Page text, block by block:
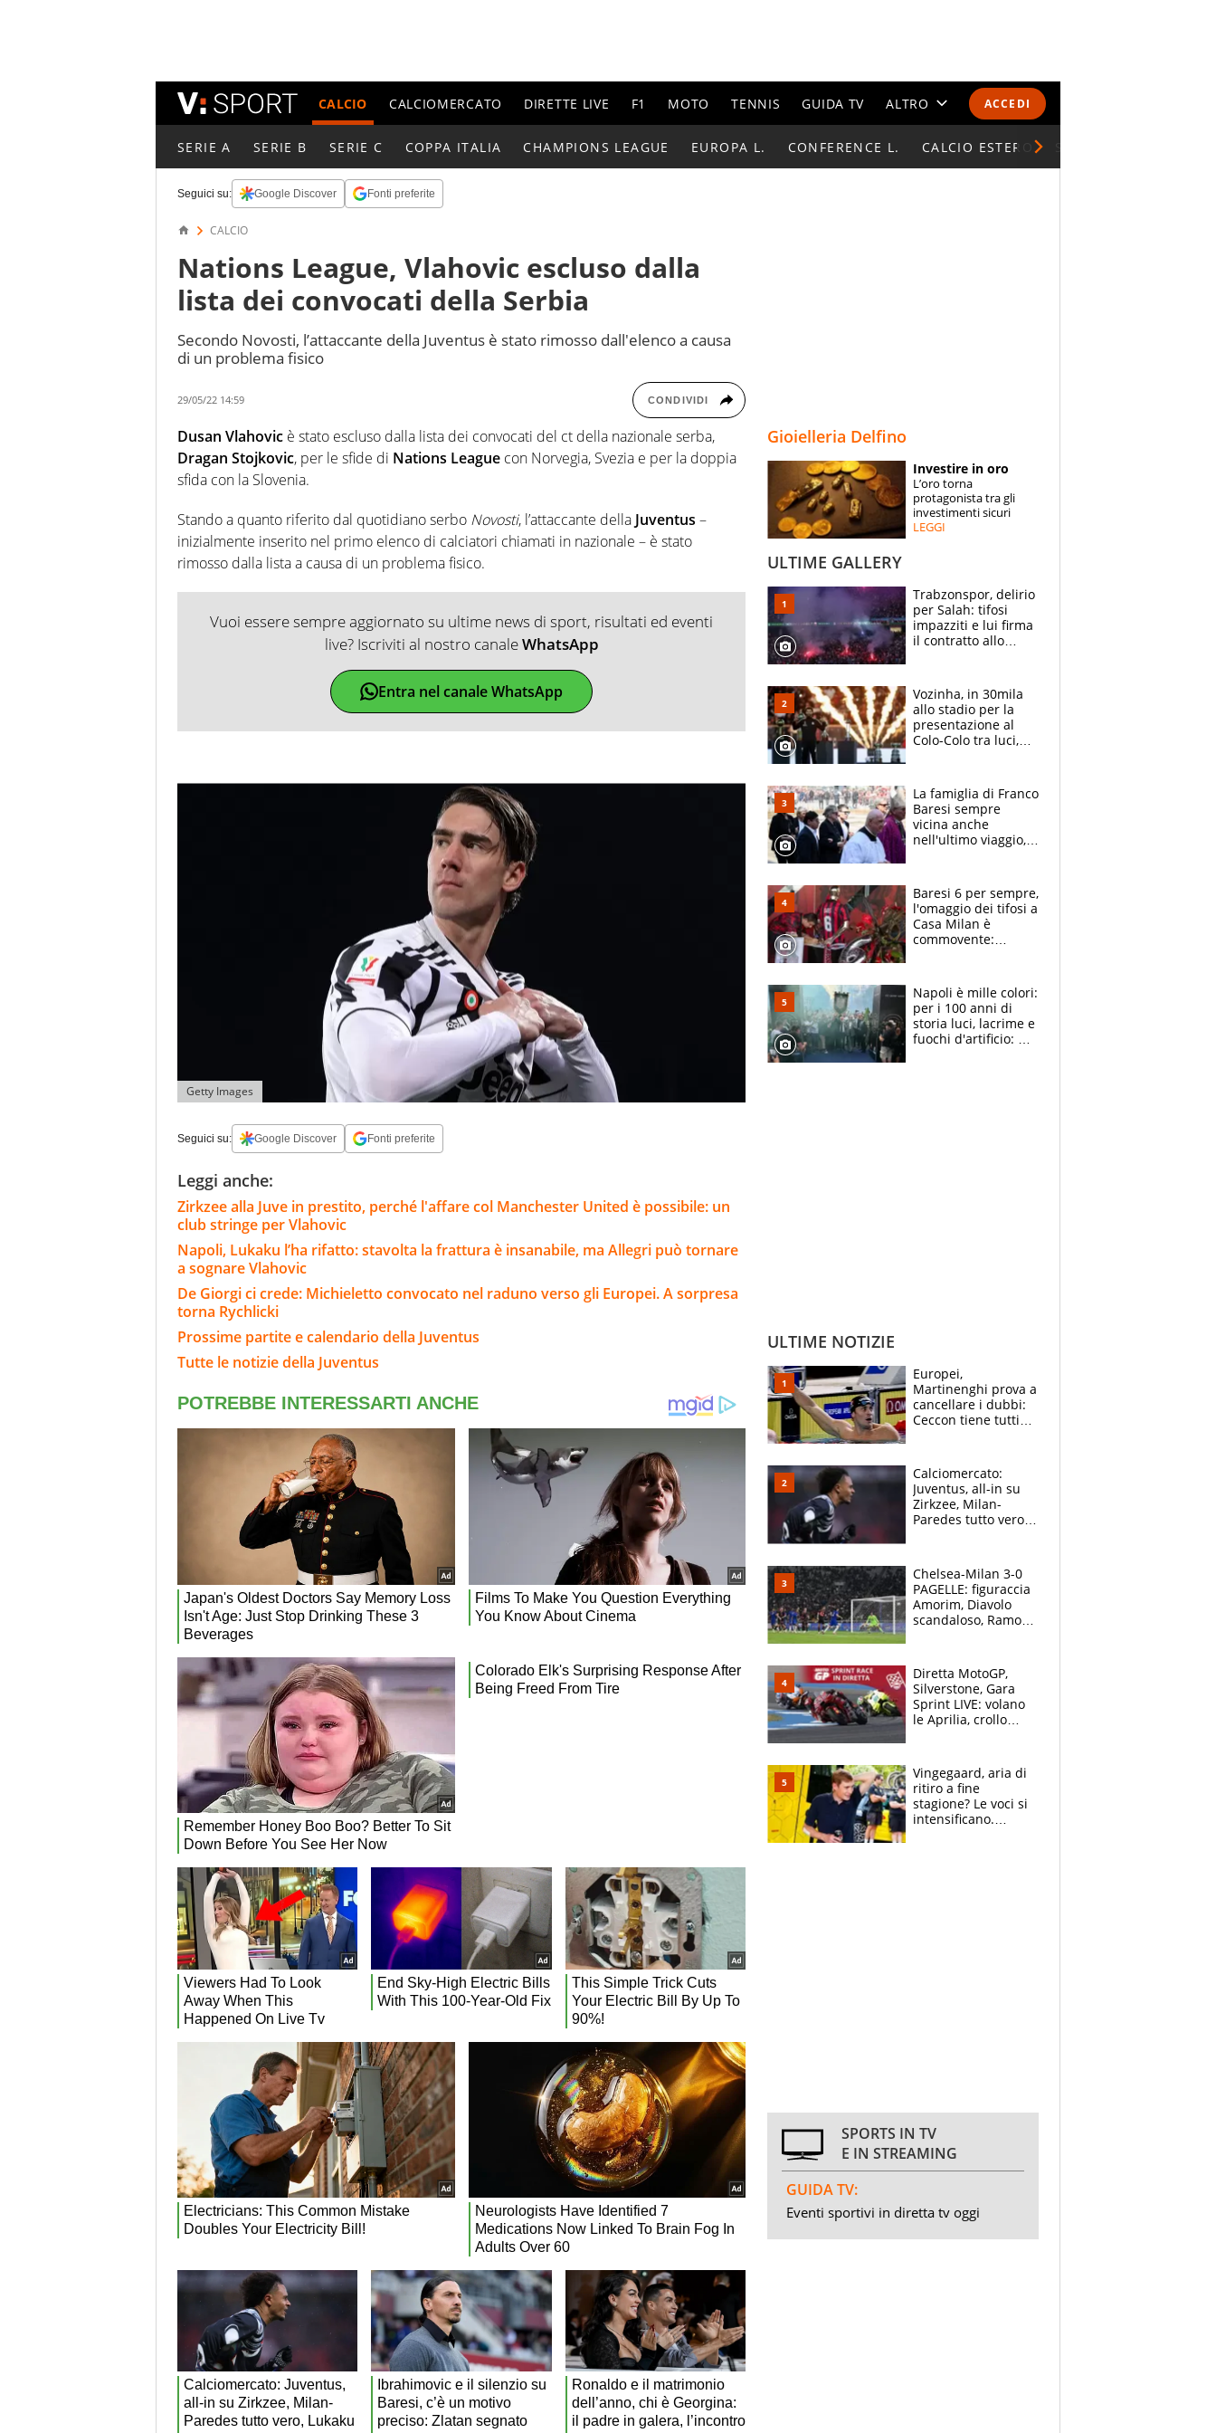
ACCEDI
CALCIO CALCIOMERCATO DIRETTE LIVE F1 MOTO TENNIS GUIDA TV ALTRO
CALENDARI E CLASSIFICHE
ESPERTI
CONTATTI
SERIE A SERIE B SERIE C COPPA ITALIA CHAMPIONS LEAGUE EUROPA L. CONFERENCE L. CALCIO ESTERO
Seguici su: Google Discover Fonti preferite
CALCIO
Nations League, Vlahovic escluso dalla
lista dei convocati della Serbia
Secondo Novosti, l’attaccante della Juventus è stato rimosso dall'elenco a causa
di un problema fisico
29/05/22 14:59 CONDIVIDI
Dusan Vlahovic è stato escluso dalla lista dei convocati del ct della nazionale serba,
Dragan Stojkovic, per le sfide di Nations League con Norvegia, Svezia e per la doppia
sfida con la Slovenia.
Stando a quanto riferito dal quotidiano serbo Novosti, l’attaccante della Juventus –
inizialmente inserito nel primo elenco di calciatori chiamati in nazionale – è stato
rimosso dalla lista a causa di un problema fisico.
Vuoi essere sempre aggiornato su ultime news di sport, risultati ed eventi
live? Iscriviti al nostro canaleWhatsApp
Entra nel canale WhatsApp
Getty Images
Seguici su: Google Discover Fonti preferite
Leggi anche:
Zirkzee alla Juve in prestito, perché l'affare col Manchester United è possibile: un
club stringe per Vlahovic
Napoli, Lukaku l’ha rifatto: stavolta la frattura è insanabile, ma Allegri può tornare
a sognare Vlahovic
De Giorgi ci crede: Michieletto convocato nel raduno verso gli Europei. A sorpresa
torna Rychlicki
Prossime partite e calendario della Juventus
Tutte le notizie della Juventus
Gioielleria Delfino
Investire in oro
L’oro torna
protagonista tra gli
investimenti sicuri
LEGGI
ULTIME GALLERY
Trabzonspor, delirio
per Salah: tifosi
impazziti e lui firma
il contratto allo
Vozinha, in 30mila
allo stadio per la
presentazione al
Colo-Colo tra luci,
La famiglia di Franco
Baresi sempre
vicina anche
nell'ultimo viaggio,
circondati
dall'affetto dei tifosi
Baresi 6 per sempre,
l'omaggio dei tifosi a
Casa Milan è
commovente:
bigliettini
Napoli è mille colori:
per i 100 anni di
storia luci, lacrime e
fuochi d'artificio: De
ULTIME NOTIZIE
Europei,
Martinenghi prova a
cancellare i dubbi:
Ceccon tiene tutti
Curtis
Calciomercato:
Juventus, all-in su
Zirkzee, Milan-
Paredes tutto vero,
Chelsea-Milan 3-0
PAGELLE: figuraccia
Amorim, Diavolo
scandaloso, Ramos
Diretta MotoGP,
Silverstone, Gara
Sprint LIVE: volano
le Aprilia, crollo
Vingegaard, aria di
ritiro a fine
stagione? Le voci si
intensificano.
SPORTS IN TV
E IN STREAMING
GUIDA TV:
Eventi sportivi in diretta tv oggi